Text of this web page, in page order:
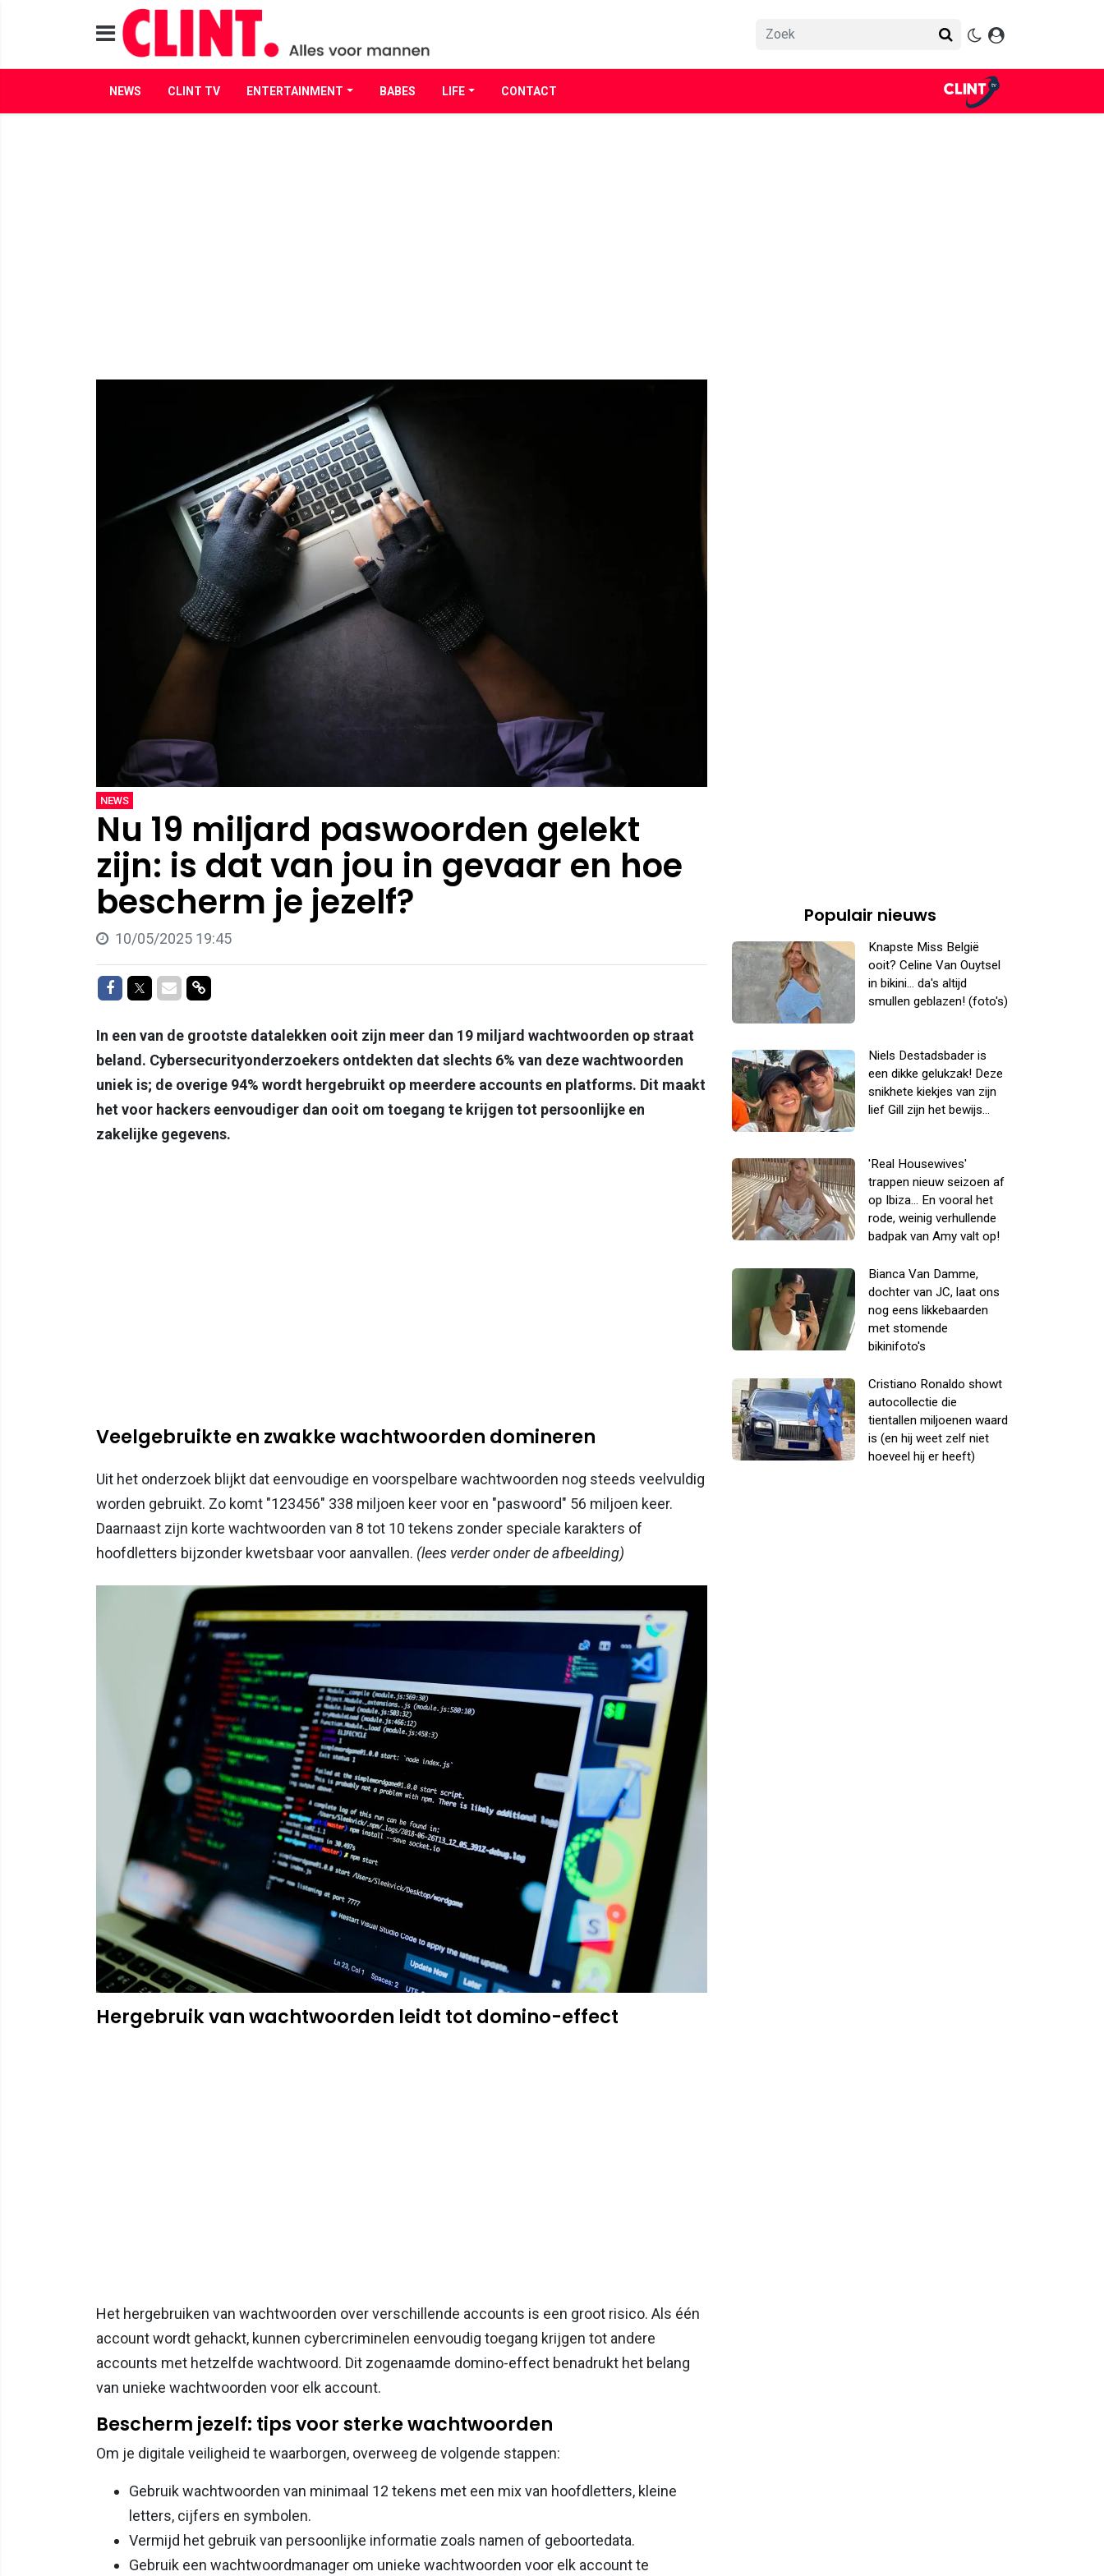
NEWS CLINT TV ENTERTAINMENT BABES LIFE CONTACT
NEWS
Nu 19 miljard paswoorden gelekt
zijn: is dat van jou in gevaar en hoe
bescherm je jezelf?
10/05/2025 19:45
Delen op Facebook
Delen op Twitter
Delen via Mail
Delen via link
In een van de grootste datalekken ooit zijn meer dan 19 miljard wachtwoorden op straat
beland. Cybersecurityonderzoekers ontdekten dat slechts 6% van deze wachtwoorden
uniek is; de overige 94% wordt hergebruikt op meerdere accounts en platforms. Dit maakt
het voor hackers eenvoudiger dan ooit om toegang te krijgen tot persoonlijke en
zakelijke gegevens.
Veelgebruikte en zwakke wachtwoorden domineren
Uit het onderzoek blijkt dat eenvoudige en voorspelbare wachtwoorden nog steeds veelvuldig
worden gebruikt. Zo komt "123456" 338 miljoen keer voor en "paswoord" 56 miljoen keer.
Daarnaast zijn korte wachtwoorden van 8 tot 10 tekens zonder speciale karakters of
hoofdletters bijzonder kwetsbaar voor aanvallen. (lees verder onder de afbeelding)
Hergebruik van wachtwoorden leidt tot domino-effect
Het hergebruiken van wachtwoorden over verschillende accounts is een groot risico. Als één
account wordt gehackt, kunnen cybercriminelen eenvoudig toegang krijgen tot andere
accounts met hetzelfde wachtwoord. Dit zogenaamde domino-effect benadrukt het belang
van unieke wachtwoorden voor elk account.
Bescherm jezelf: tips voor sterke wachtwoorden
Om je digitale veiligheid te waarborgen, overweeg de volgende stappen:
Gebruik wachtwoorden van minimaal 12 tekens met een mix van hoofdletters, kleine
letters, cijfers en symbolen.
Vermijd het gebruik van persoonlijke informatie zoals namen of geboortedata.
Gebruik een wachtwoordmanager om unieke wachtwoorden voor elk account te
Populair nieuws
Knapste Miss België
ooit? Celine Van Ouytsel
in bikini... da's altijd
smullen geblazen! (foto's)
Niels Destadsbader is
een dikke gelukzak! Deze
snikhete kiekjes van zijn
lief Gill zijn het bewijs...
'Real Housewives'
trappen nieuw seizoen af
op Ibiza... En vooral het
rode, weinig verhullende
badpak van Amy valt op!
Bianca Van Damme,
dochter van JC, laat ons
nog eens likkebaarden
met stomende
bikinifoto's
Cristiano Ronaldo showt
autocollectie die
tientallen miljoenen waard
is (en hij weet zelf niet
hoeveel hij er heeft)